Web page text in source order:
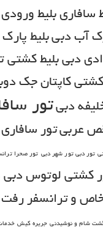
سافاریبلیط
آب دبیبلیط
دبیبلیط کشتی
کشتی کاپتان جک
دبیتور
عربیتور
تور دبی تور شهر دبی تور صحرا
کشتی لوتوس
و ترانسفر
شام و نوشیدنی جریره کیش